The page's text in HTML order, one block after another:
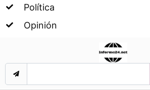
Política
Opinión